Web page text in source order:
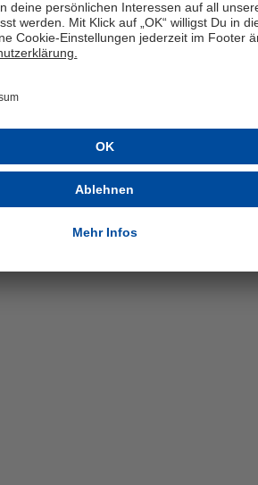
sich Königsblau Ende Oktober 2025
Im Hinrunden-Duell feierte der S04
die Knappen in Darmstadt in
Spiele für die Analyse herangezogen,
Tor von Moussa Sylla, als auch die
wenn sie wehtun, haben uns im
brauchen wir erneut unsere